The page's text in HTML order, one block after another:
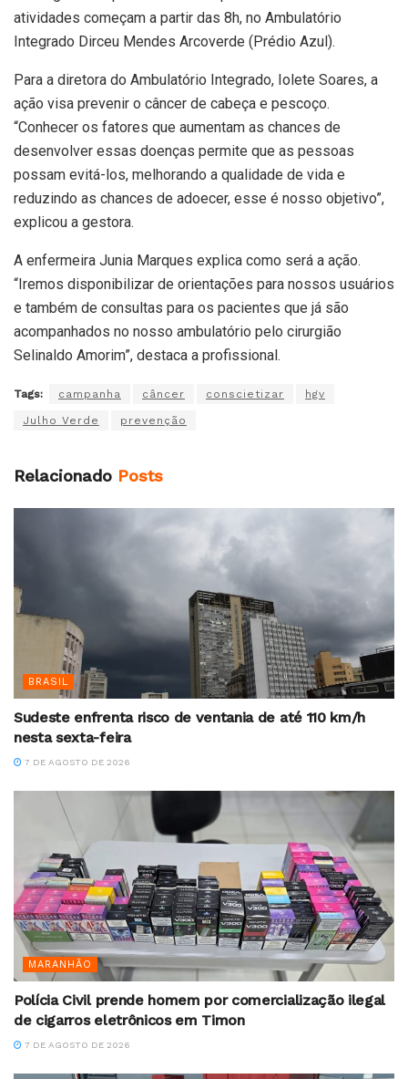
atividades começam a partir das 8h, no Ambulatório
Integrado Dirceu Mendes Arcoverde (Prédio Azul).
Para a diretora do Ambulatório Integrado, Iolete Soares, a
ação visa prevenir o câncer de cabeça e pescoço.
“Conhecer os fatores que aumentam as chances de
desenvolver essas doenças permite que as pessoas
possam evitá-los, melhorando a qualidade de vida e
reduzindo as chances de adoecer, esse é nosso objetivo”,
explicou a gestora.
A enfermeira Junia Marques explica como será a ação.
“Iremos disponibilizar de orientações para nossos usuários
e também de consultas para os pacientes que já são
acompanhados no nosso ambulatório pelo cirurgião
Selinaldo Amorim”, destaca a profissional.
Tags: campanha câncer conscietizar hgv
Julho Verde prevenção
Relacionado Posts
BRASIL
Sudeste enfrenta risco de ventania de até 110 km/h
nesta sexta-feira
7 DE AGOSTO DE 2026
MARANHÃO
Polícia Civil prende homem por comercialização ilegal
de cigarros eletrônicos em Timon
7 DE AGOSTO DE 2026